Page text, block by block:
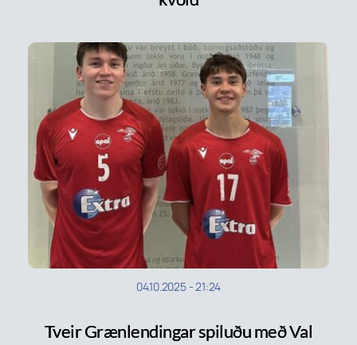
04.10.2025-21:24
Tveir Grænlendingar spiluðu með Val